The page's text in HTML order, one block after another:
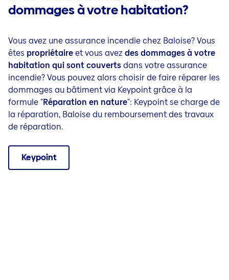
dommages à votre habitation?
Vous avez une assurance incendie chez Baloise? Vous
êtes propriétaireet vous avezdes dommages à votre
habitation qui sont couvertsdans votre assurance
incendie? Vous pouvez alors choisir de faire réparer les
dommages au bâtiment via Keypoint grâce à la
formule "Réparation en nature": Keypoint se charge de
la réparation, Baloise du remboursement des travaux
de réparation.
Keypoint